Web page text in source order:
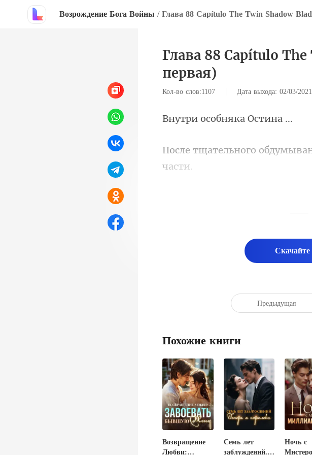
Возрождение Бога Войны /
Глава 88 Capítulo
первая)
Кол-во слов:1107 | Дата выхода: 02/03/2021
собняка
ти
——
Предыдущая
Похожие книги
Возвращение
Любви:
Семь лет
заблуждений.
Ночь с